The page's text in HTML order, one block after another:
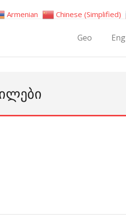
Geo Eng
Armenian Chinese (Simplified)